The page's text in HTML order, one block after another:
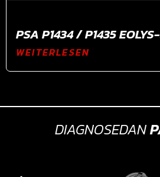
PSA P1434 / P1435
WEITERLESEN
DIAGNOSEDAN